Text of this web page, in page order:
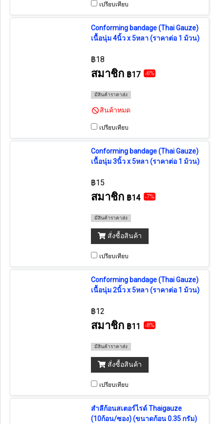
เปรียบเทียบ
Conforming bandage (Thai Gauze)
เนื้อนุ่ม 4นิ้ว x 5หลา (ราคาต่อ 1 ม้วน)
฿18
สมาชิก ฿17 -6%
มีสินค้าราคาส่ง
สินค้าหมด
เปรียบเทียบ
Conforming bandage (Thai Gauze)
เนื้อนุ่ม 3นิ้ว x 5หลา (ราคาต่อ 1 ม้วน)
฿15
สมาชิก ฿14 -7%
มีสินค้าราคาส่ง
สั่งซื้อสินค้า
เปรียบเทียบ
Conforming bandage (Thai Gauze)
เนื้อนุ่ม 2นิ้ว x 5หลา (ราคาต่อ 1 ม้วน)
฿12
สมาชิก ฿11 -8%
มีสินค้าราคาส่ง
สั่งซื้อสินค้า
เปรียบเทียบ
สำลีก้อนสเตอร์ไรด์ Thaigauze
(10ก้อน/ซอง) (ขนาดก้อน 0.35 กรัม)